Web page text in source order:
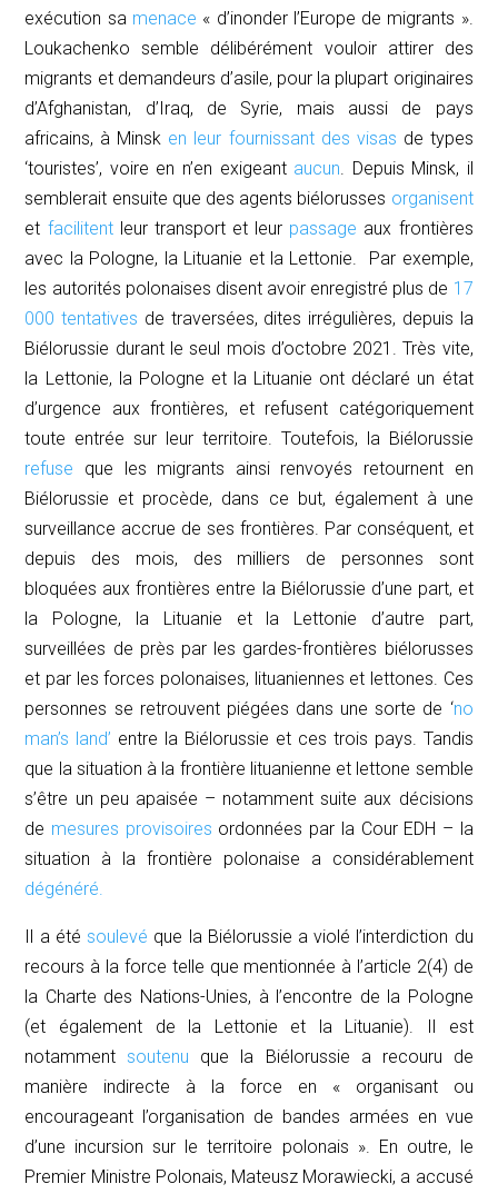
exécution sa menace « d’inonder l’Europe de migrants ».
Loukachenko semble délibérément vouloir attirer des
migrants et demandeurs d’asile, pour la plupart originaires
d’Afghanistan, d’Iraq, de Syrie, mais aussi de pays
africains, à Minsk en leur fournissant des visas de types
‘touristes’, voire en n’en exigeant aucun. Depuis Minsk, il
semblerait ensuite que des agents biélorusses organisent
et facilitentleur transport et leur passage aux frontières
avec la Pologne, la Lituanie et la Lettonie. Par exemple,
les autorités polonaises disent avoir enregistré plus de 17
000 tentatives de traversées, dites irrégulières, depuis la
Biélorussie durant le seul mois d’octobre 2021. Très vite,
la Lettonie, la Pologne et la Lituanie ont déclaré un état
d’urgence aux frontières, et refusent catégoriquement
toute entrée sur leur territoire. Toutefois, la Biélorussie
refuse que les migrants ainsi renvoyés retournent en
Biélorussie et procède, dans ce but, également à une
surveillance accrue de ses frontières. Par conséquent, et
depuis des mois, des milliers de personnes sont
bloquées aux frontières entre la Biélorussie d’une part, et
la Pologne, la Lituanie et la Lettonie d’autre part,
surveillées de près par les gardes-frontières biélorusses
et par les forces polonaises, lituaniennes et lettones. Ces
personnes se retrouvent piégées dans une sorte de ‘no
man’s land’ entre la Biélorussie et ces trois pays. Tandis
que la situation à la frontière lituanienne et lettone semble
s’être un peu apaisée – notamment suite aux décisions
de mesures provisoires ordonnées par la Cour EDH – la
situation à la frontière polonaise a considérablement
dégénéré.
Il a étésoulevé que la Biélorussie a violé l’interdiction du
recours à la force telle que mentionnée à l’article 2(4) de
la Charte des Nations-Unies, à l’encontre de la Pologne
(et également de la Lettonie et la Lituanie). Il est
notammentsoutenu que la Biélorussie a recouru de
manière indirecte à la force en « organisant ou
encourageant l’organisation de bandes armées en vue
d’une incursion sur le territoire polonais ». En outre, le
Premier Ministre Polonais, Mateusz Morawiecki, a accusé